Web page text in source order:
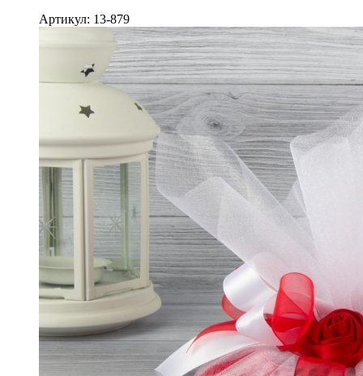
Артикул: 13-879